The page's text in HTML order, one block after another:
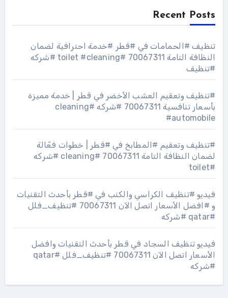
Recent Posts
تنظيف #الحمامات في #قطر #خدمة احترافية لضمان
النظافة التامة 70067311 #toilet #cleaning #شركه
#تنظيف
#تنظيف وتعقيم العشب الأخضر في قطر | خدمة مميزة
بأسعار تنافسية 70067311 #شركه #cleaning
#automobile
#تنظيف وتعقيم #المطابخ في #قطر | خطوات فعّالة
لضمان النظافة التامة 70067311 #cleaning #شركه
#toilet
فيديو #تنظيف الكراسي والكنب في #قطر بأحدث التقنيات
و #افضل الأسعار اتصل الآن 70067311 #تنظيف_فلل
#qatar #شركه
فيديو تنظيف السجاد في قطر بأحدث التقنيات وافضل
الأسعار اتصل الآن 70067311 #تنظيف_فلل #qatar
#شركه